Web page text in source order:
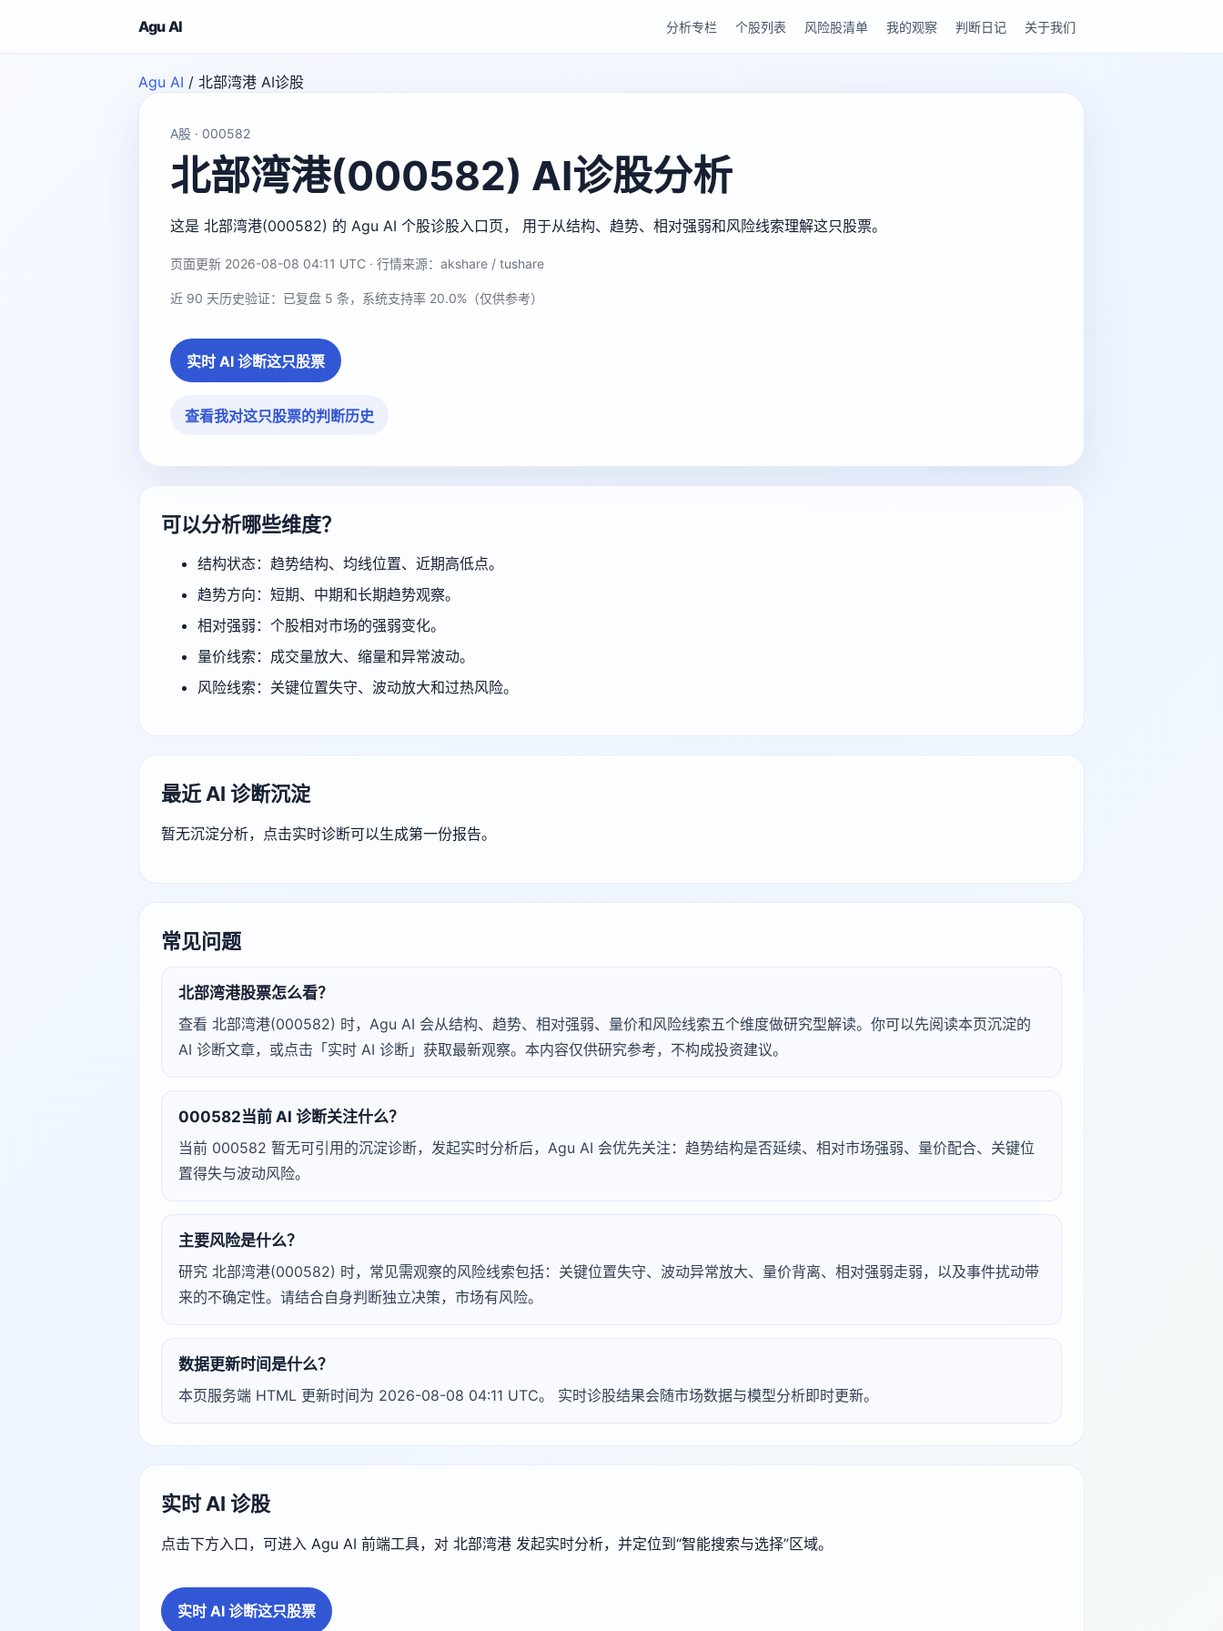
Agu AI 分析专栏 个股列表 风险股清单 我的观察 判断日记 关于我们
Agu AI / 北部湾港 AI诊股
A股 · 000582
北部湾港(000582) AI诊股分析
这是 北部湾港(000582) 的 Agu AI 个股诊股入口页， 用于从结构、趋势、相对强弱和风险线索理解这只股票。
页面更新 2026-08-08 04:11 UTC · 行情来源：akshare / tushare
近 90 天历史验证：已复盘 5 条，系统支持率 20.0%（仅供参考）
实时 AI 诊断这只股票
查看我对这只股票的判断历史
可以分析哪些维度？
结构状态：趋势结构、均线位置、近期高低点。
趋势方向：短期、中期和长期趋势观察。
相对强弱：个股相对市场的强弱变化。
量价线索：成交量放大、缩量和异常波动。
风险线索：关键位置失守、波动放大和过热风险。
最近 AI 诊断沉淀
暂无沉淀分析，点击实时诊断可以生成第一份报告。
常见问题
北部湾港股票怎么看？
查看 北部湾港(000582) 时，Agu AI 会从结构、趋势、相对强弱、量价和风险线索五个维度做研究型解读。你可以先阅读本页沉淀的
AI 诊断文章，或点击「实时 AI 诊断」获取最新观察。本内容仅供研究参考，不构成投资建议。
000582当前 AI 诊断关注什么？
当前 000582 暂无可引用的沉淀诊断，发起实时分析后，Agu AI 会优先关注：趋势结构是否延续、相对市场强弱、量价配合、关键位
置得失与波动风险。
主要风险是什么？
研究 北部湾港(000582) 时，常见需观察的风险线索包括：关键位置失守、波动异常放大、量价背离、相对强弱走弱，以及事件扰动带
来的不确定性。请结合自身判断独立决策，市场有风险。
数据更新时间是什么？
本页服务端 HTML 更新时间为 2026-08-08 04:11 UTC。 实时诊股结果会随市场数据与模型分析即时更新。
实时 AI 诊股
点击下方入口，可进入 Agu AI 前端工具，对 北部湾港 发起实时分析，并定位到“智能搜索与选择”区域。
实时 AI 诊断这只股票